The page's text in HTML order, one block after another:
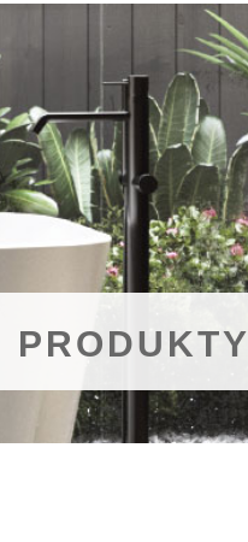
PRODUKTY